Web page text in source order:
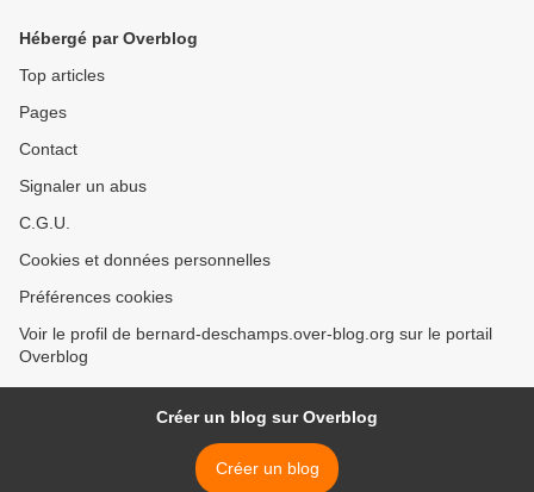
Hébergé par Overblog
Top articles
Pages
Contact
Signaler un abus
C.G.U.
Cookies et données personnelles
Préférences cookies
Voir le profil de bernard-deschamps.over-blog.org sur le portail
Overblog
Créer un blog sur Overblog
Créer un blog